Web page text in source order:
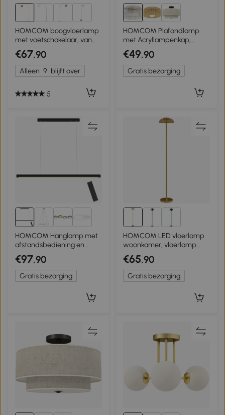
5+
HOMCOM boogvloerlamp
met voetschakelaar, van
marmer, metaal en
kunststof, 26x90x180 cm,
wit en oranje
€67,90
Alleen 9 blijft over
5
HOMCOM Plafondlamp
met Acryllampenkap,
Metaal, Halogeen en LED
Compatibel
€49,90
Gratis bezorging
HOMCOM Hanglamp met
afstandsbediening en
geheugenfunctie, dimbaar
met instelbare
kleurtemperaturen
€97,90
Gratis bezorging
HOMCOM LED vloerlamp
woonkamer, vloerlamp
met 3000 K warm licht,
voetschakelaar, 25 x 25 x
134 cm, Messing
€65,90
Gratis bezorging